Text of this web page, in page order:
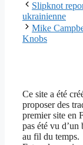
Slipknot
ukrainienne
Mike
Knobs
Ce site a été
proposer des
premier site en
pas été vu
au fil du temps.